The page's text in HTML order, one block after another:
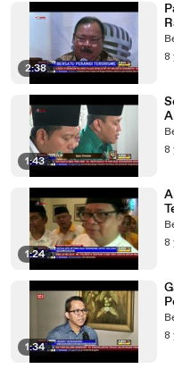
2:38
8
1:43
8
1:24
8
1:34
8